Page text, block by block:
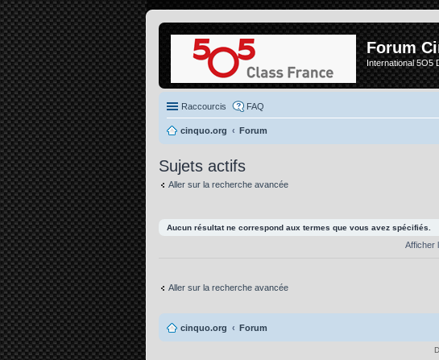
Forum
International 5O5
Raccourcis FAQ
cinquo.org Forum
Sujets actifs
Aller sur la recherche avancée
Aucun résultat ne correspond aux termes que vous avez spécifiés.
Afficher
Aller sur la recherche avancée
cinquo.org Forum